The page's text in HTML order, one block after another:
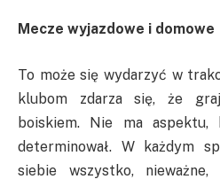
Mecze wyjazdowe i domowe
To może się wydarzyć w
klubom zdarza się, że
boiskiem. Nie ma
determinował. W każdym
siebie wszystko,